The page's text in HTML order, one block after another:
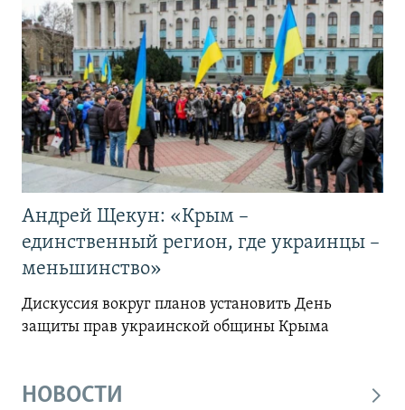
Андрей Щекун: «Крым –
единственный регион, где украинцы –
меньшинство»
Дискуссия вокруг планов установить День
защиты прав украинской общины Крыма
НОВОСТИ